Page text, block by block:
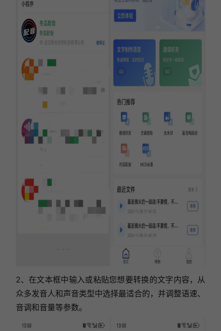
2、在文本框中输入或粘贴您想要转换的文字内容，从
众多发音人和声音类型中选择最适合的，并调整语速、
音调和音量等参数。